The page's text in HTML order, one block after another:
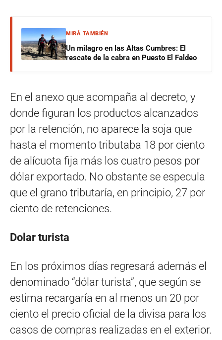
MIRÁ TAMBIÉN
Un milagro en las Altas Cumbres: El
rescate de la cabra en Puesto El Faldeo
En el anexo que acompaña al decreto, y
donde figuran los productos alcanzados
por la retención, no aparece la soja que
hasta el momento tributaba 18 por ciento
de alícuota fija más los cuatro pesos por
dólar exportado. No obstante se especula
que el grano tributaría, en principio, 27 por
ciento de retenciones.
Dolar turista
En los próximos días regresará además el
denominado “dólar turista”, que según se
estima recargaría en al menos un 20 por
ciento el precio oficial de la divisa para los
casos de compras realizadas en el exterior.